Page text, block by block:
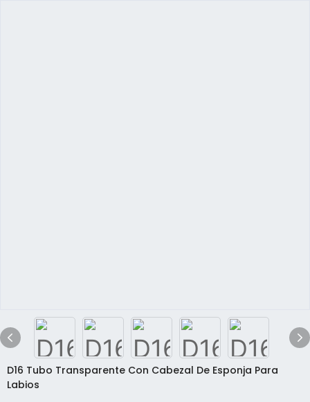
D16 Tubo Transparente Con Cabezal De Esponja Para
Labios